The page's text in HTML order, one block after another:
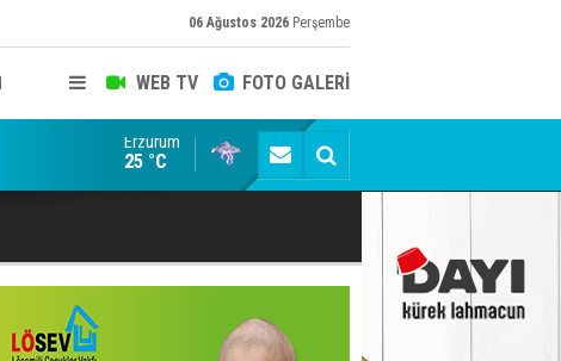
06 Ağustos 2026 Perşembe
WEB TV FOTO GALERİ
Siyaset-Sermaye Çizgisinde Haklılığın Resmi:
Erzurum
25 °C